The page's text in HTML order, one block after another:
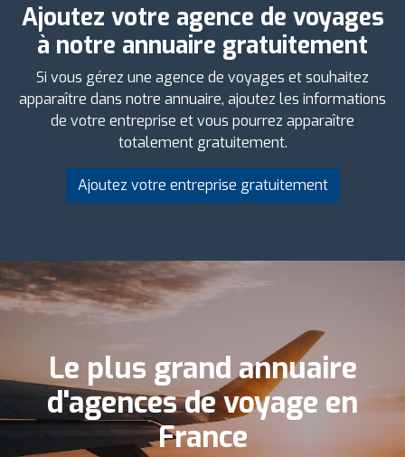
Ajoutez votre agence de voyages
à notre annuaire gratuitement
Si vous gérez une agence de voyages et souhaitez
apparaître dans notre annuaire, ajoutez les informations
de votre entreprise et vous pourrez apparaître
totalement gratuitement.
Ajoutez votre entreprise gratuitement
Le plus grand annuaire
d'agences de voyage en
France